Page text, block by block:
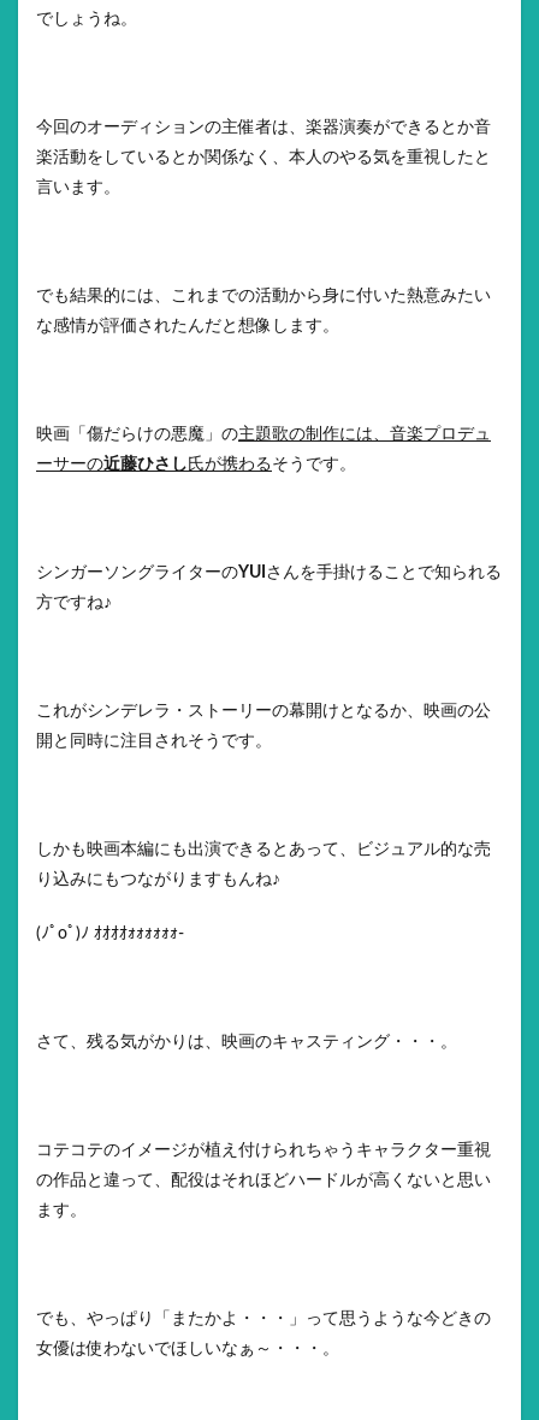
でしょうね。
今回のオーディションの主催者は、楽器演奏ができるとか音
楽活動をしているとか関係なく、本人のやる気を重視したと
言います。
でも結果的には、これまでの活動から身に付いた熱意みたい
な感情が評価されたんだと想像します。
映画「傷だらけの悪魔」の主題歌の制作には、音楽プロデュ
ーサーの近藤ひさし 氏が携わるそうです。
シンガーソングライターのYUI さんを手掛けることで知られる
方ですね♪
これがシンデレラ・ストーリーの幕開けとなるか、映画の公
開と同時に注目されそうです。
しかも映画本編にも出演できるとあって、ビジュアル的な売
り込みにもつながりますもんね♪
(ﾉﾟοﾟ)ﾉ ｵｵｵｵｫｫｫｫｫｫ-
さて、残る気がかりは、映画のキャスティング・・・。
コテコテのイメージが植え付けられちゃうキャラクター重視
の作品と違って、配役はそれほどハードルが高くないと思い
ます。
でも、やっぱり「またかよ・・・」って思うような今どきの
女優は使わないでほしいなぁ～・・・。